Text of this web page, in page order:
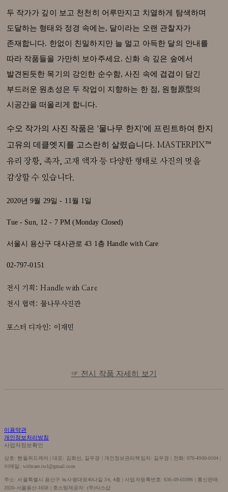
두 작가가 깊이 보고 천천히 어루만지고 치열하게 탐색하며
도달하는 형태와 정경 속에는, 달이라는 오랜 관찰자가
존재합니다. 한없이 친밀하지만 늘 멀고 아득한 달의 안내를
따라 작품들을 가만히 보아주세요. 신화 속 깊은 숲에서
발견된듯한 목기의 강인한 순수함, 사진 속에 겹겹이 담긴
부드러운 원초성은 두 작업이 지향하는 한 점, 원형原型의
시공간을 떠올리게 합니다.
수오 작가의 사진 작품은 '물나무 한지'에 프린트하여 한지
고유의 데클엣지를 고스란히 살렸습니다. MASTERPIX™
유리 장황, 족자, 고재 액자 등 다양한 형태로 사진의 멋을
감상할 수 있습니다.
2020년 9월 29일 - 11월 1일
Tue - Sun, 12 - 7 PM (Monday Closed)
서울시 용산구 대사관로 43 1층 Handle with Care
02-797-0151
전시 기획: Handle with Care
전시 협력: 물나무사진관
포스터 디자인: 이재민
☞ 전시 작품 자세히 보기
이용약관
개인정보처리방침
사업자정보확인
상호: 핸들위드케어 | 대표: 김희선, 길우경 | 개인정보관리책임자: 길우경 | 전화: 070-4900-0104 |
이메일: withcare.twl@gmail.com
주소: 서울특별시 용산구 녹사평대로40나길 34, 4층 | 사업자등록번호:636-09-01096 | 통신판매:
2020-서울용산-1658 | 호스팅제공자: (주)식스샵